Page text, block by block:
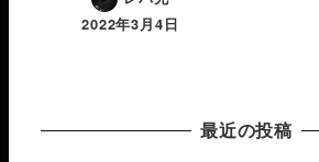
2022年3月4日
最近の投稿